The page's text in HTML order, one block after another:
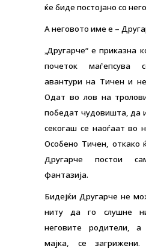
ќе биде постојано со
А неговото име е –
Другарче“е приказна
почеток маѓепсува
авантури на Тичен и
Одат во лов на
победат чудовишта, да
секогаш се наоѓаат во
Особено Тичен, откако
Другарче постои
фантазија.
Бидејќи Другарче не
ниту да го слушне
неговите родители, а
мајка, се